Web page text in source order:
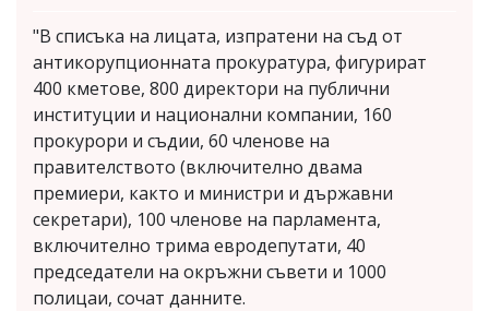
"В списъка на лицата, изпратени на съд от
антикорупционната прокуратура, фигурират
400 кметове, 800 директори на публични
институции и национални компании, 160
прокурори и съдии, 60 членове на
правителството (включително двама
премиери, както и министри и държавни
секретари), 100 членове на парламента,
включително трима евродепутати, 40
председатели на окръжни съвети и 1000
полицаи, сочат данните.